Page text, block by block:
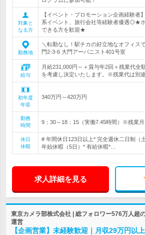
対象と
なる方
【イベント・プロモーション企画経験者
系イベント、旅行会社等経験者優遇◎★
できる方を歓迎★
勤務地
＼転勤なし！駅チカの好立地なオフィス
門2-3-6 大門アーバニスト401号室
給与
月給231,000円～＋賞与年2回＋残業代
を考慮し決定いたします。※残業代は別
初年度
年収
340万円～420万円
勤務
時間
9：30～18：15（実働7.45時間）※残業
休日
休暇
# 年間休日123日以上* 完全週休二日制（
年始休暇（5日）* 有給休暇*…
求人詳細を見る
東京カメラ部株式会社 | 総フォロワー576万人超
運営
【企画営業】未経験歓迎｜月収29万円以